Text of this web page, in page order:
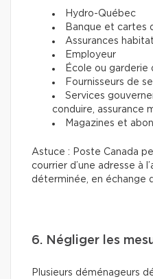
Hydro-Québec
Banque et cartes
Assurances
Employeur
École ou garderie
Fournisseurs de
Services
conduire, assurance
Magazines et
Astuce : Poste Canada
courrier d’une adresse à
déterminée, en échange
6. Négliger les
Plusieurs déménageurs